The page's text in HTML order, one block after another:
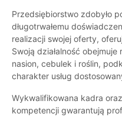
Przedsiębiorstwo zdobyło
długotrwałemu
realizacji swojej oferty,
Swoją działalność
nasion, cebulek i roślin,
charakter usług
Wykwalifikowana kadra
kompetencji gwarantują